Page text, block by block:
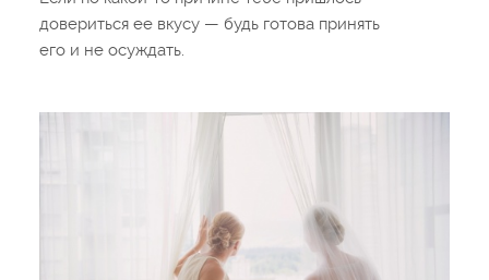
довериться ее вкусу — будь готова принять
его и не осуждать.